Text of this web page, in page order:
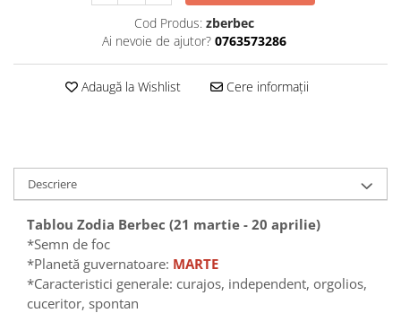
Cod Produs: zberbec
Ai nevoie de ajutor? 0763573286
Adaugă la Wishlist Cere informații
Descriere
Tablou Zodia Berbec (21 martie - 20 aprilie)
*Semn de foc
*Planetă guvernatoare: MARTE
*Caracteristici generale: curajos, independent, orgolios,
cuceritor, spontan